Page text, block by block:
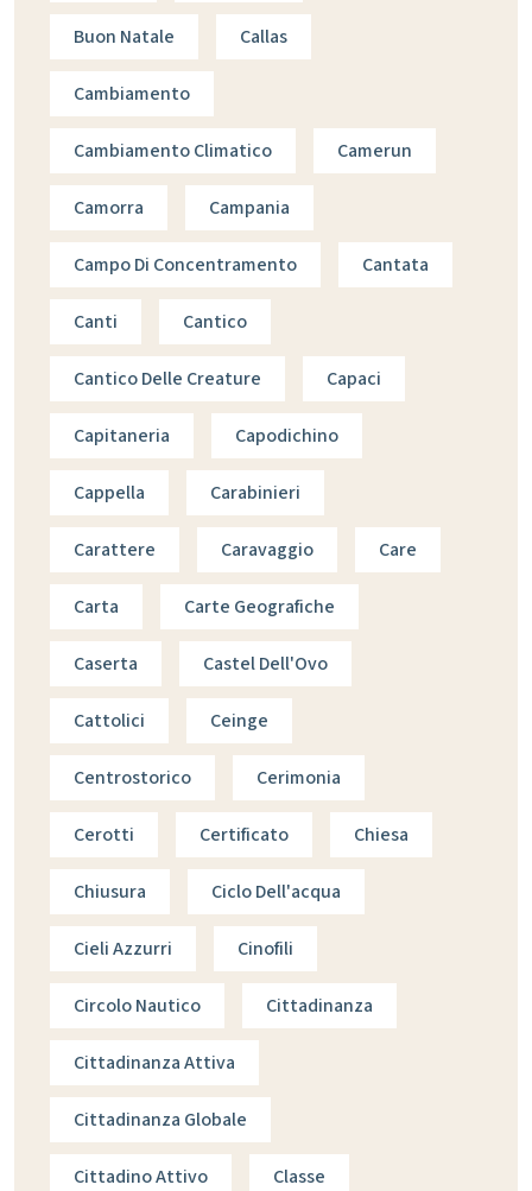
Buon Natale Callas
Cambiamento
Cambiamento Climatico Camerun
Camorra Campania
Campo Di Concentramento Cantata
Canti Cantico
Cantico Delle Creature Capaci
Capitaneria Capodichino
Cappella Carabinieri
Carattere Caravaggio Care
Carta Carte Geografiche
Caserta Castel Dell'Ovo
Cattolici Ceinge
Centrostorico Cerimonia
Cerotti Certificato Chiesa
Chiusura Ciclo Dell'acqua
Cieli Azzurri Cinofili
Circolo Nautico Cittadinanza
Cittadinanza Attiva
Cittadinanza Globale
Cittadino Attivo Classe